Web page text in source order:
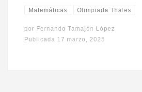
Matemáticas Olimpiada Thales
por Fernando Tamajón López
Publicada 17 marzo, 2025